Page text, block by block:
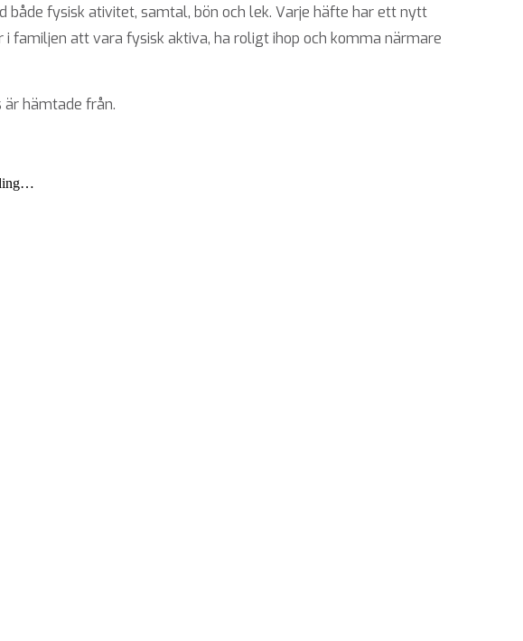
både fysisk ativitet, samtal, bön och lek. Varje häfte har ett nytt
familjen att vara fysisk aktiva, ha roligt ihop och komma närmare
är hämtade från.